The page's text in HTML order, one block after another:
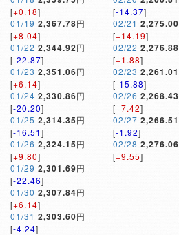
[+0.18]
01/19 2,367.78円
[+8.04]
01/22 2,344.92円
[-22.87]
01/23 2,351.06円
[+6.14]
01/24 2,330.86円
[-20.20]
01/25 2,314.35円
[-16.51]
01/26 2,324.15円
[+9.80]
01/29 2,301.69円
[-22.46]
01/30 2,307.84円
[+6.14]
01/31 2,303.60円
[-4.24]
[-14.37]
02/21 2,275.00
[+14.19]
02/22 2,276.88
[+1.88]
02/23 2,261.01
[-15.88]
02/26 2,268.43
[+7.42]
02/27 2,266.51
[-1.92]
02/28 2,276.06
[+9.55]